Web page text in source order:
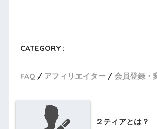
CATEGORY :
FAQ アフィリエイター 会員登録・
２ティアとは？